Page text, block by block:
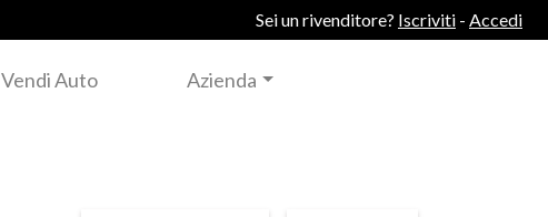
Sei un rivenditore? Iscriviti - Accedi
Vendi Auto Azienda